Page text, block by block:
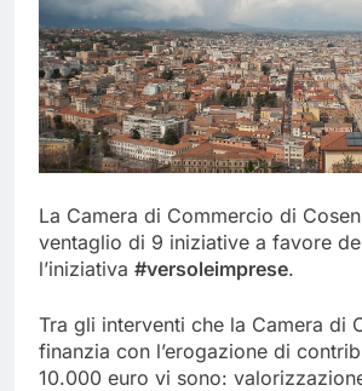
La Camera di Commercio di
ventaglio di 9 iniziative a favore
l’iniziativa #versoleimprese.
Tra gli interventi che la Camera di
finanzia con l’erogazione di
10.000 euro vi sono: